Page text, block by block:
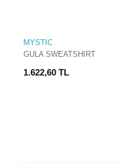
MYSTIC
GULA SWEATSHIRT
1.622,60 TL